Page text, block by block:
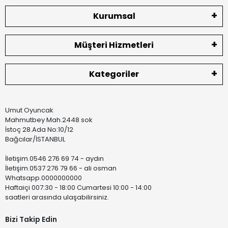
Kurumsal
Müşteri Hizmetleri
Kategoriler
Umut Oyuncak
Mahmutbey Mah.2448 sok
İstoç 28.Ada No:10/12
Bağcılar/İSTANBUL
İletişim.0546 276 69 74 - aydın
İletişim.0537 276 79 66 - ali osman
Whatsapp.0000000000
Haftaiçi 007:30 - 18:00 Cumartesi 10:00 - 14:00
saatleri arasında ulaşabilirsiniz.
Bizi Takip Edin